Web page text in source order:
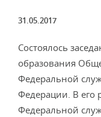
31.05.2017
Состоялось
образования
Федеральной
Федерации. В его
Федеральной